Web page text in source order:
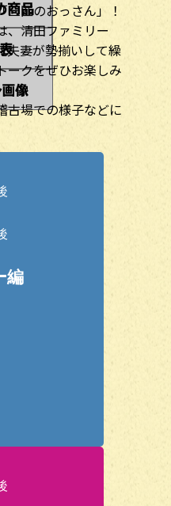
匹のおっさん」！
、清田ファミリー
夫妻が勢揃いして繰
ークをぜひお楽しみ
古場での様子などに
編